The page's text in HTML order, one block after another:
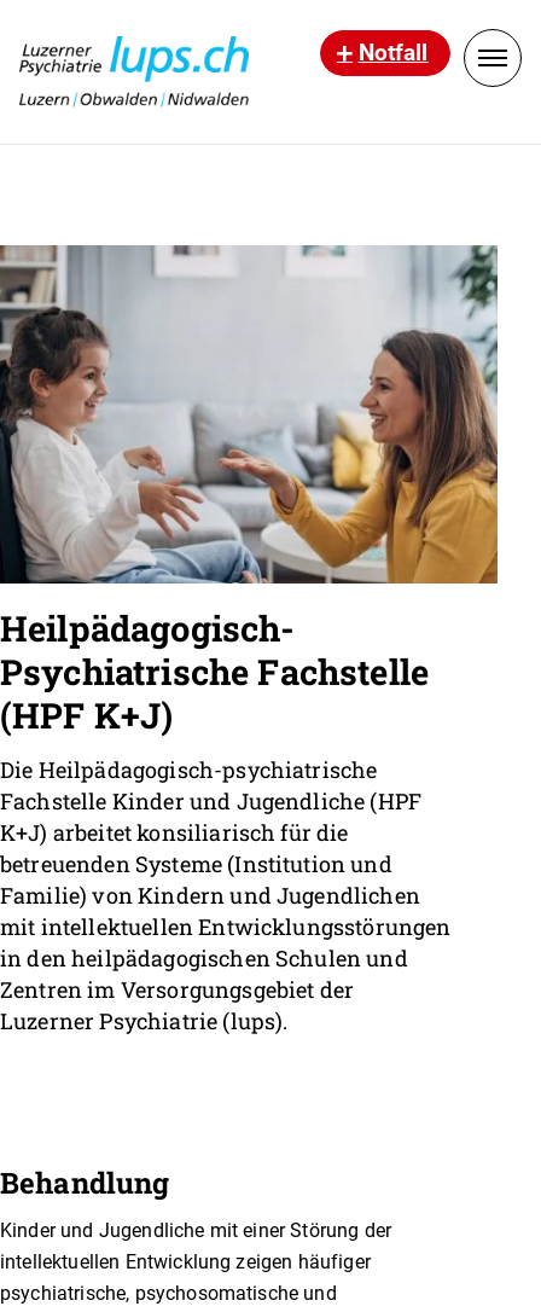
Notfall
Heilpädagogisch-
Psychiatrische Fachstelle
(HPF K+J)
Die Heilpädagogisch-psychiatrische
Fachstelle Kinder und Jugendliche (HPF
K+J) arbeitet konsiliarisch für die
betreuenden Systeme (Institution und
Familie) von Kindern und Jugendlichen
mit intellektuellen Entwicklungsstörungen
in den heilpädagogischen Schulen und
Zentren im Versorgungsgebiet der
Luzerner Psychiatrie (lups).
Behandlung
Kinder und Jugendliche mit einer Störung der
intellektuellen Entwicklung zeigen häufiger
psychiatrische, psychosomatische und